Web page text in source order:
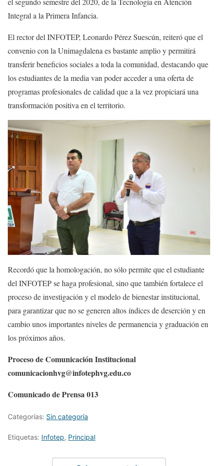
Integral a la Primera Infancia.
El rector del INFOTEP, Leonardo Pérez Suescún, reiteró que el
convenio con la Unimagdalena es bastante amplio y permitirá
transferir beneficios sociales a toda la comunidad, destacando que
los estudiantes de la media van poder acceder a una oferta de
programas profesionales de calidad que a la vez propiciará una
transformación positiva en el territorio.
Recordó que la homologación, no sólo permite que el estudiante
del INFOTEP se haga profesional, sino que también fortalece el
proceso de investigación y el modelo de bienestar institucional,
para garantizar que no se generen altos índices de deserción y en
cambio unos importantes niveles de permanencia y graduación en
los próximos años.
Proceso de Comunicación Institucional
comunicacionhvg@infotephvg.edu.co
Comunicado de Prensa 013
Categorías: Sin categoría
Etiquetas: Infotep, Principal